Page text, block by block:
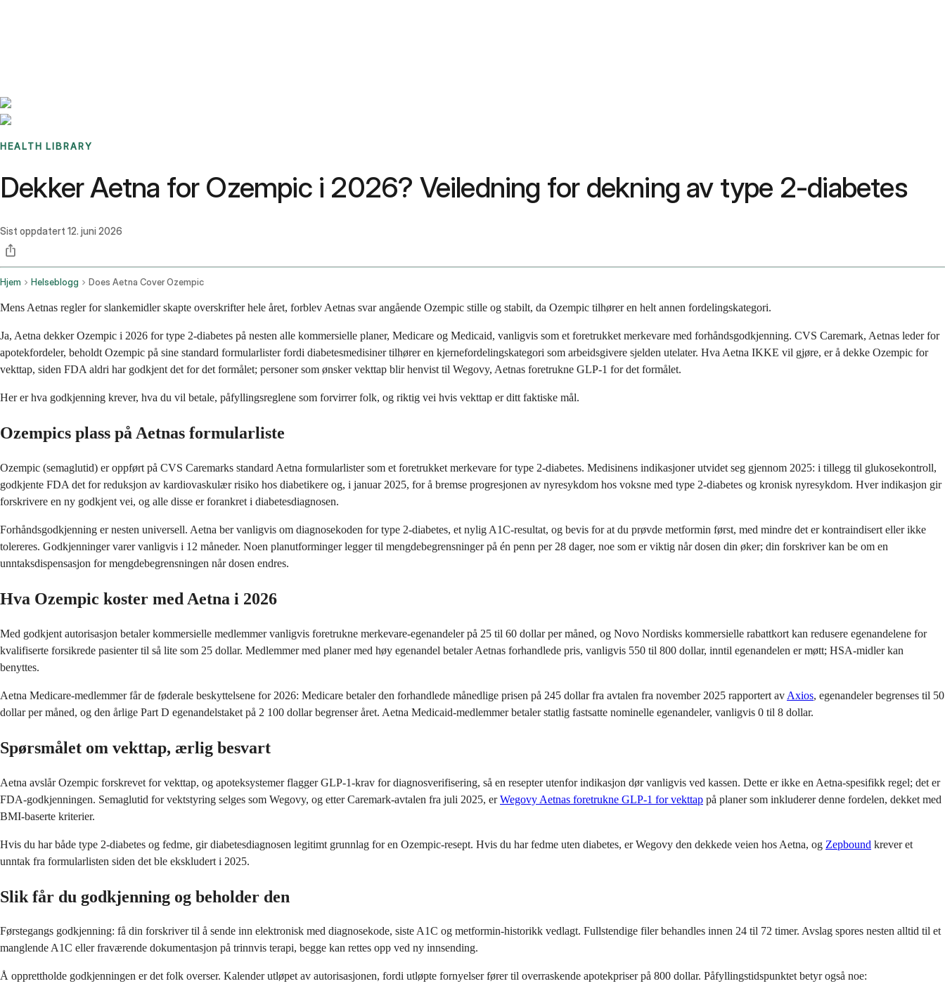
HEALTH LIBRARY
Dekker Aetna for Ozempic i 2026? Veiledning for dekning av type 2-diabetes
Sist oppdatert 12. juni 2026
Hjem Helseblogg Does Aetna Cover Ozempic
Mens Aetnas regler for slankemidler skapte overskrifter hele året, forblev Aetnas svar angående Ozempic stille og stabilt, da Ozempic tilhører en helt annen fordelingskategori.
Ja, Aetna dekker Ozempic i 2026 for type 2-diabetes på nesten alle kommersielle planer, Medicare og Medicaid, vanligvis som et foretrukket merkevare med forhåndsgodkjenning. CVS Caremark, Aetnas leder for
apotekfordeler, beholdt Ozempic på sine standard formularlister fordi diabetesmedisiner tilhører en kjernefordelingskategori som arbeidsgivere sjelden utelater. Hva Aetna IKKE vil gjøre, er å dekke Ozempic for
vekttap, siden FDA aldri har godkjent det for det formålet; personer som ønsker vekttap blir henvist til Wegovy, Aetnas foretrukne GLP-1 for det formålet.
Her er hva godkjenning krever, hva du vil betale, påfyllingsreglene som forvirrer folk, og riktig vei hvis vekttap er ditt faktiske mål.
Ozempics plass på Aetnas formularliste
Ozempic (semaglutid) er oppført på CVS Caremarks standard Aetna formularlister som et foretrukket merkevare for type 2-diabetes. Medisinens indikasjoner utvidet seg gjennom 2025: i tillegg til glukosekontroll,
godkjente FDA det for reduksjon av kardiovaskulær risiko hos diabetikere og, i januar 2025, for å bremse progresjonen av nyresykdom hos voksne med type 2-diabetes og kronisk nyresykdom. Hver indikasjon gir
forskrivere en ny godkjent vei, og alle disse er forankret i diabetesdiagnosen.
Forhåndsgodkjenning er nesten universell. Aetna ber vanligvis om diagnosekoden for type 2-diabetes, et nylig A1C-resultat, og bevis for at du prøvde metformin først, med mindre det er kontraindisert eller ikke
tolereres. Godkjenninger varer vanligvis i 12 måneder. Noen planutforminger legger til mengdebegrensninger på én penn per 28 dager, noe som er viktig når dosen din øker; din forskriver kan be om en
unntaksdispensasjon for mengdebegrensningen når dosen endres.
Hva Ozempic koster med Aetna i 2026
Med godkjent autorisasjon betaler kommersielle medlemmer vanligvis foretrukne merkevare-egenandeler på 25 til 60 dollar per måned, og Novo Nordisks kommersielle rabattkort kan redusere egenandelene for
kvalifiserte forsikrede pasienter til så lite som 25 dollar. Medlemmer med planer med høy egenandel betaler Aetnas forhandlede pris, vanligvis 550 til 800 dollar, inntil egenandelen er møtt; HSA-midler kan
benyttes.
Aetna Medicare-medlemmer får de føderale beskyttelsene for 2026: Medicare betaler den forhandlede månedlige prisen på 245 dollar fra avtalen fra november 2025 rapportert av Axios, egenandeler begrenses til 50
dollar per måned, og den årlige Part D egenandelstaket på 2 100 dollar begrenser året. Aetna Medicaid-medlemmer betaler statlig fastsatte nominelle egenandeler, vanligvis 0 til 8 dollar.
Spørsmålet om vekttap, ærlig besvart
Aetna avslår Ozempic forskrevet for vekttap, og apoteksystemer flagger GLP-1-krav for diagnosverifisering, så en resepter utenfor indikasjon dør vanligvis ved kassen. Dette er ikke en Aetna-spesifikk regel; det er
FDA-godkjenningen. Semaglutid for vektstyring selges som Wegovy, og etter Caremark-avtalen fra juli 2025, erWegovy Aetnas foretrukne GLP-1 for vekttap på planer som inkluderer denne fordelen, dekket med
BMI-baserte kriterier.
Hvis du har både type 2-diabetes og fedme, gir diabetesdiagnosen legitimt grunnlag for en Ozempic-resept. Hvis du har fedme uten diabetes, er Wegovy den dekkede veien hos Aetna, og Zepbound krever et
unntak fra formularlisten siden det ble ekskludert i 2025.
Slik får du godkjenning og beholder den
Førstegangs godkjenning: få din forskriver til å sende inn elektronisk med diagnosekode, siste A1C og metformin-historikk vedlagt. Fullstendige filer behandles innen 24 til 72 timer. Avslag spores nesten alltid til et
manglende A1C eller fraværende dokumentasjon på trinnvis terapi, begge kan rettes opp ved ny innsending.
Å opprettholde godkjenningen er det folk overser. Kalender utløpet av autorisasjonen, fordi utløpte fornyelser fører til overraskende apotekpriser på 800 dollar. Påfyllingstidspunktet betyr også noe: